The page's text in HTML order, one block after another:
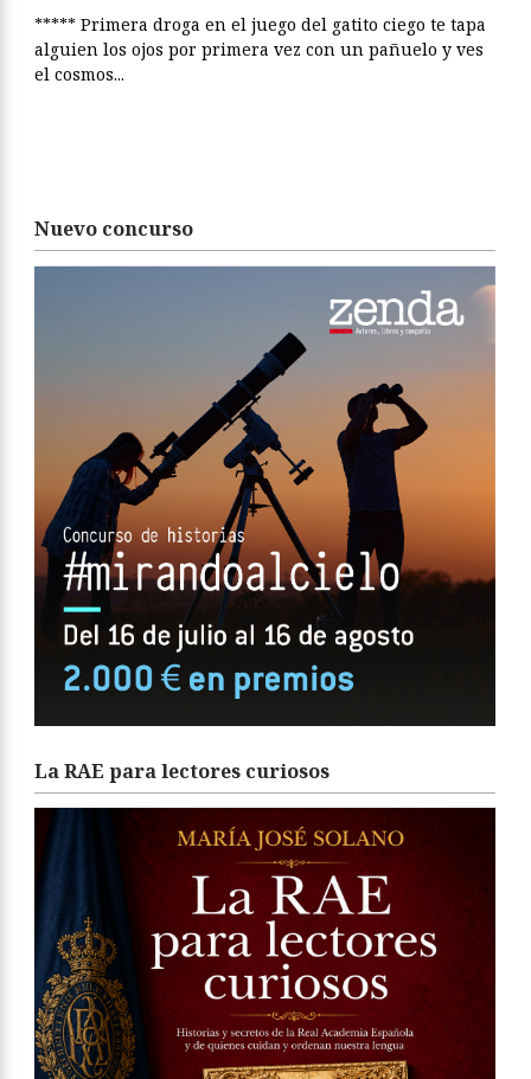
***** Primera droga en el juego del gatito ciego te tapa
alguien los ojos por primera vez con un pañuelo y ves
el cosmos...
Nuevo concurso
La RAE para lectores curiosos